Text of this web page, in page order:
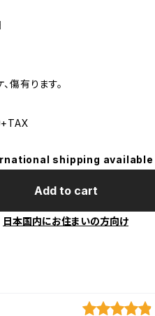
傷有ります。
shipping available
Add to cart
日本国内にお住まいの方向け